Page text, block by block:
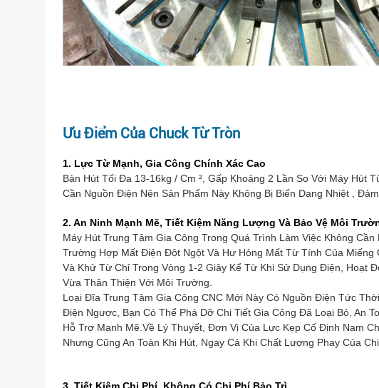
Ưu Điểm Của Chuck Từ Tròn
1. Lực Từ Mạnh, Gia Công Chính Xác Cao
Bàn Hút Tối Đa 13-16kg / Cm ², Gấp Khoảng 2 Lần So Với Máy Hút
Cần Nguồn Điện Nên Sản Phẩm Này Không Bị Biến Dạng Nhiệt ,
2. An Ninh Mạnh Mẽ, Tiết Kiệm Năng Lượng Và Bảo Vệ Môi
Máy Hút Trung Tâm Gia Công Trong Quá Trình Làm Việc Không
Trường Hợp Mất Điện Đột Ngột Và Hư Hỏng Mất Từ ​​tính Của Miếng
Và Khử Từ Chỉ Trong Vòng 1-2 Giây Kể Từ Khi Sử Dụng Điện, Hoạt
Vừa Thân Thiện Với Môi Trường.
Loại Đĩa Trung Tâm Gia Công CNC Mới Này Có Nguồn Điện Tức
Điện Ngược, Bạn Có Thể Phá Dỡ Chi Tiết Gia Công Đã Loại Bỏ, An
Hỗ Trợ Mạnh Mẽ.Về Lý Thuyết, Đơn Vị Của Lực Kẹp Cố Định Nam
Nhưng Cũng An Toàn Khi Hút, Ngay Cả Khi Chất Lượng Phay Của